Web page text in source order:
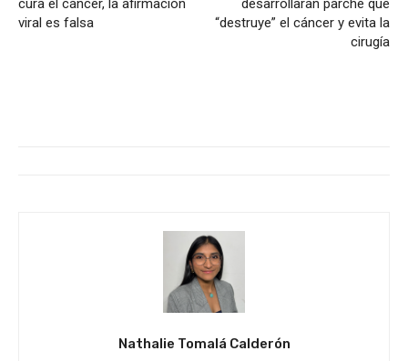
cura el cáncer, la afirmación
viral es falsa
desarrollaran parche que
“destruye” el cáncer y evita la
cirugía
Nathalie Tomalá Calderón